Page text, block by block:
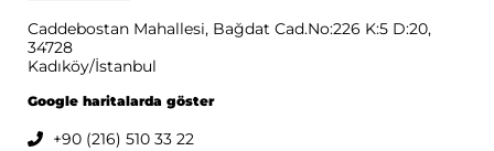
Caddebostan Mahallesi, Bağdat Cad.No:226 K:5 D:20,
34728
Kadıköy/İstanbul
Google haritalarda göster
+90 (216) 510 33 22